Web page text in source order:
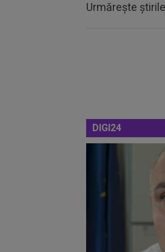
Urmărește
DIGI24